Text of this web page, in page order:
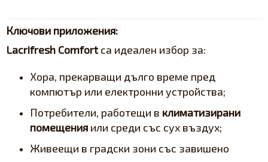
Ключови приложения:
Lacrifresh Comfortса идеален избор за:
Хора, прекарващи дълго време пред
компютър или електронни устройства;
Потребители, работещи в климатизирани
помещения или среди със сух въздух;
Живеещи в градски зони със завишено